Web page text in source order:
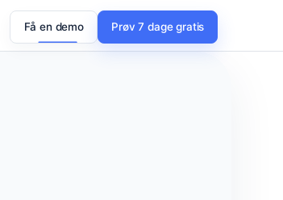
Få en demo Prøv 7 dage gratis